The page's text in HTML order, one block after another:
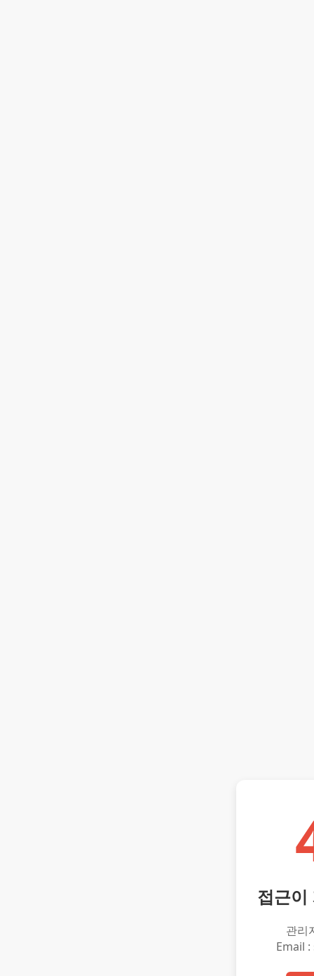
접근이
관리
Email